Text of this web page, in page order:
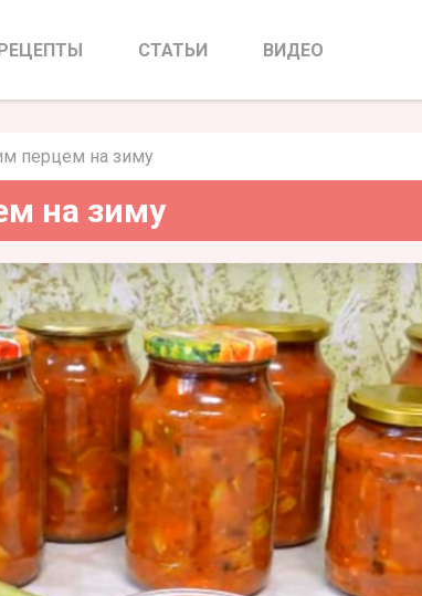
на зиму
СТАТЬИ ВИДЕО
перцем на зиму
на зиму